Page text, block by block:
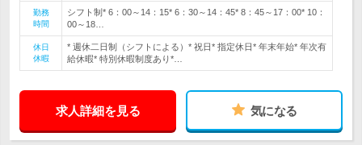
勤務
時間
シフト制* 6：00～14：15* 6：30～14：45* 8：45～17：00* 10：
00～18…
休日
休暇
* 週休二日制（シフトによる）* 祝日* 指定休日* 年末年始* 年次有
給休暇* 特別休暇制度あり*…
求人詳細を見る 気になる